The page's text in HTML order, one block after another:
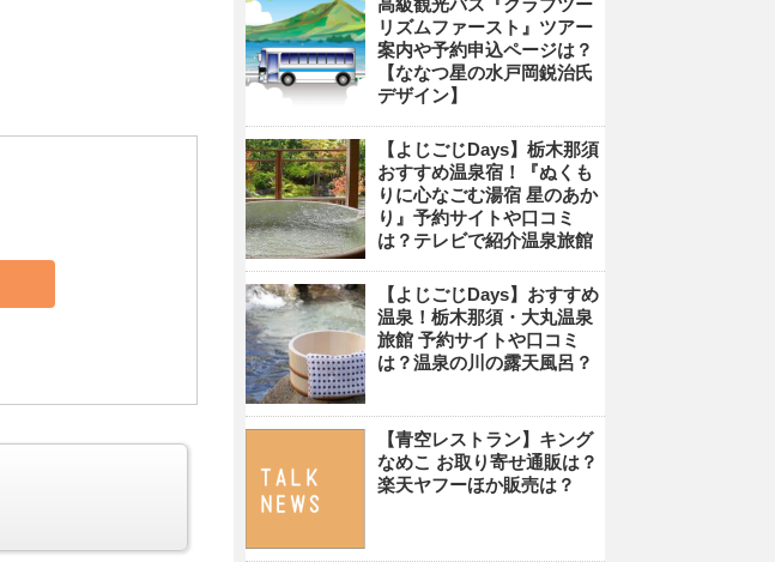
高級観光バス『クラブツー
リズムファースト』ツアー
案内や予約申込ページは？
【ななつ星の水戸岡鋭治氏
デザイン】
【よじごじDays】栃木那須
おすすめ温泉宿！『ぬくも
りに心なごむ湯宿 星のあか
り』予約サイトや口コミ
は？テレビで紹介温泉旅館
【よじごじDays】おすすめ
温泉！栃木那須・大丸温泉
旅館 予約サイトや口コミ
は？温泉の川の露天風呂？
【青空レストラン】キング
なめこ お取り寄せ通販は？
楽天ヤフーほか販売は？